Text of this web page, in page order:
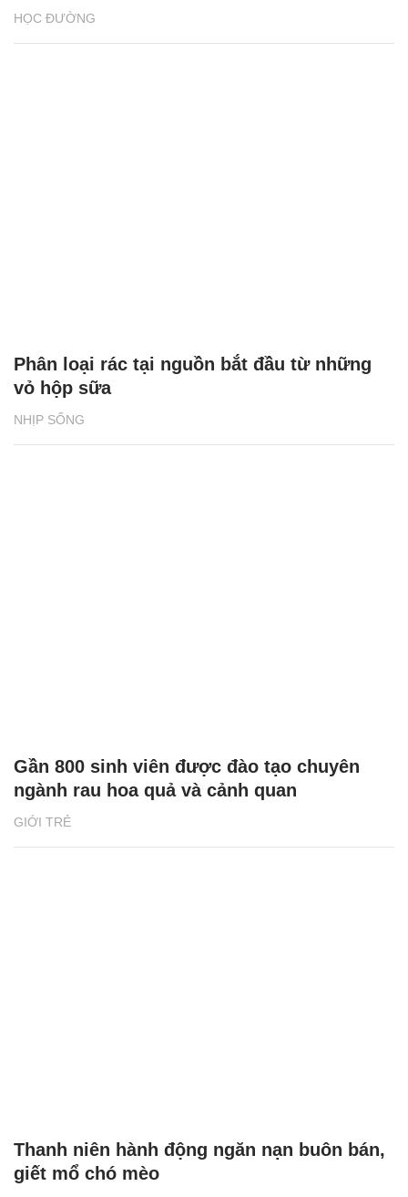
HỌC ĐƯỜNG
NHỊP SỐNG
Phân loại rác tại nguồn bắt đầu từ những
vỏ hộp sữa
GIỚI TRẺ
Gần 800 sinh viên được đào tạo chuyên
ngành rau hoa quả và cảnh quan
Thanh niên hành động ngăn nạn buôn bán,
giết mổ chó mèo